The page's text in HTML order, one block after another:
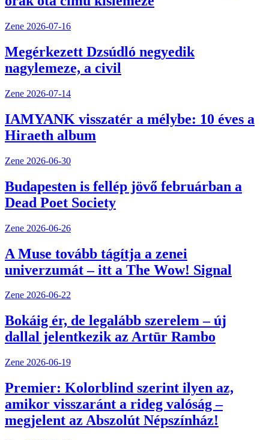
Zene 2026-07-16
Megérkezett Dzsúdló negyedik
nagylemeze, a civil
Zene 2026-07-14
IAMYANK visszatér a mélybe: 10 éves a
Hiraeth album
Zene 2026-06-30
Budapesten is fellép jövő februárban a
Dead Poet Society
Zene 2026-06-26
A Muse tovább tágítja a zenei
univerzumát – itt a The Wow! Signal
Zene 2026-06-22
Bokáig ér, de legalább szerelem – új
dallal jelentkezik az Artūr Rambo
Zene 2026-06-19
Premier: Kolorblind szerint ilyen az,
amikor visszaránt a rideg valóság –
megjelent az Abszolút Népszínház!